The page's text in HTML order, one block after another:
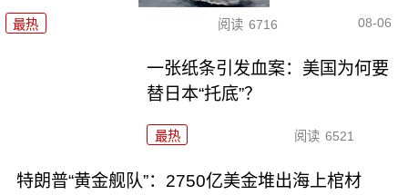
最热 阅读 6716 08-06
一张纸条引发血案：美国为何要
替日本“托底”？
最热 阅读 6521
特朗普“黄金舰队”：2750亿美金堆出海上棺材